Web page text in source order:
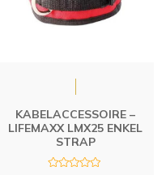
KABELACCESSOIRE –
LIFEMAXX LMX25 ENKEL
STRAP